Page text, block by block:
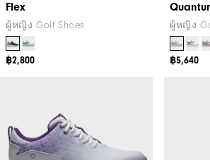
Flex
ผู้หญิง Golf Shoes
฿2,800
ผู้หญิง
฿5,640